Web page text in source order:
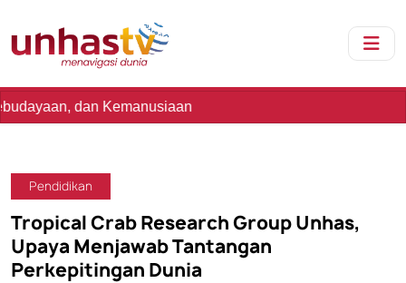
Pendidikan
Tropical Crab Research Group Unhas,
Upaya Menjawab Tantangan
Perkepitingan Dunia